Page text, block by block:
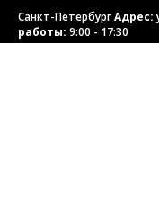
Санкт-ПетербургАдрес:
работы: 9:00 - 17:30